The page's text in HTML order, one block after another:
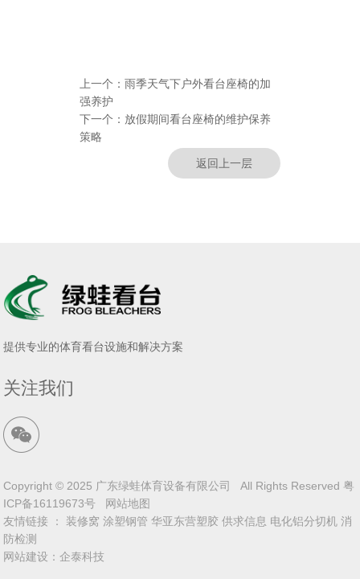
上一个： 雨季天气下户外看台座椅的加
强养护
下一个： 放假期间看台座椅的维护保养
策略
返回上一层
提供专业的体育看台设施和解决方案
关注我们
Copyright © 2025 广东绿蛙体育设备有限公司 All Rights Reserved 粤
ICP备16119673号
网站地图
友情链接 ：装修窝 涂塑钢管 华亚东营塑胶 供求信息 电化铝分切机 消
防检测
网站建设 ： 企泰科技